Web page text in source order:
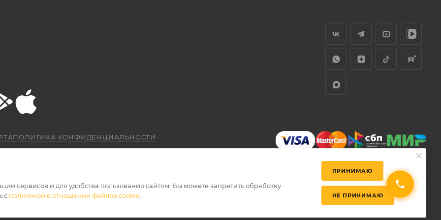
ПОЛИТИКА КОНФИДЕНЦИАЛЬНОСТИ
сервисов и для удобства пользования сайтом. Вы можете запретить обработку
с политикой в отношении файлов cookie
ПРИНИМАЮ
НЕ ПРИНИМАЮ